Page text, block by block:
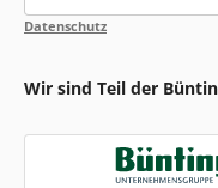
Datenschutz
Wir sind Teil der